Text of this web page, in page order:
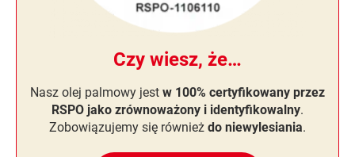
Czy wiesz, że…
Nasz olej palmowy jest w 100% certyfikowany przez
RSPO jako zrównoważony i identyfikowalny.
Zobowiązujemy się również do niewylesiania.